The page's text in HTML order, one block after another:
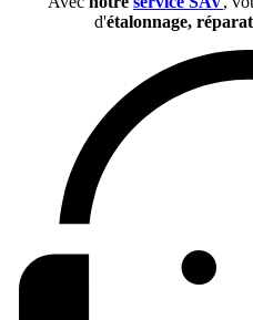
d'étalonnage,